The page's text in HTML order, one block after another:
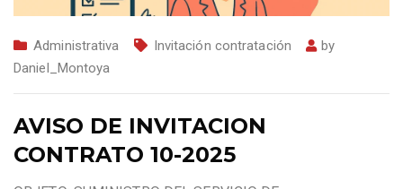
Administrativa Invitación contratación
by
Daniel_Montoya
AVISO DE INVITACION
CONTRATO 10-2025